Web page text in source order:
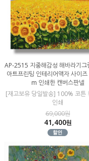
AP-2515 지중해감성 해바라기그
아트프린팅 인테리어액자 사이
m 인쇄한 캔버스판넬
[재고보유 당일발송] 100% 코튼
인쇄
69,000원
41,400원